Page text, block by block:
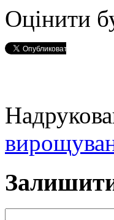
Оцінити